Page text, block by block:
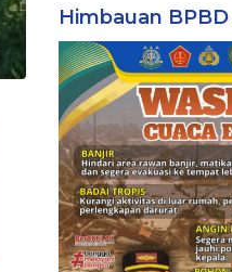
Himbauan